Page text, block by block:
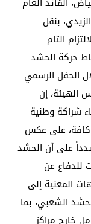
بنقل
التام
حركة الحشد
الحفل الرسمي
الهيئة، إن
شراكة وطنية
كافة، على عكس
على أن الحشد
للدفاع عن
المعنية إلى
الشعبي، بما
خارج مراكز